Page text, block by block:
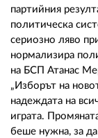
партийния
политическа
сериозно ляво
нормализира
на БСП Атанас
„Изборът на
надеждата на
играта.
беше нужна, за